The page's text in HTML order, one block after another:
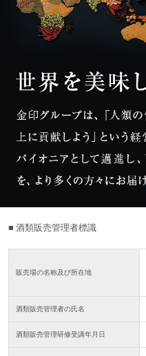
■ 酒類販売管理者標識
販売場の名称及び所在地
酒類販売管理者の氏名
酒類販売管理研修受講年月日